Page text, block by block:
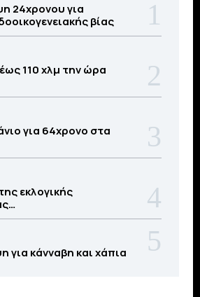
24χρονου για
βίας
110 χλμ την ώρα
για 64χρονο στα
εκλογικής
για κάνναβη και χάπια